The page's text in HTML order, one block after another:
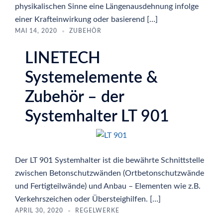
physikalischen Sinne eine Längenausdehnung infolge
einer Krafteinwirkung oder basierend […]
MAI 14, 2020 ZUBEHÖR
LINETECH
Systemelemente &
Zubehör – der
Systemhalter LT 901
Der LT 901 Systemhalter ist die bewährte Schnittstelle
zwischen Betonschutzwänden (Ortbetonschutzwände
und Fertigteilwände) und Anbau – Elementen wie z.B.
Verkehrszeichen oder Übersteighilfen. […]
APRIL 30, 2020 REGELWERKE